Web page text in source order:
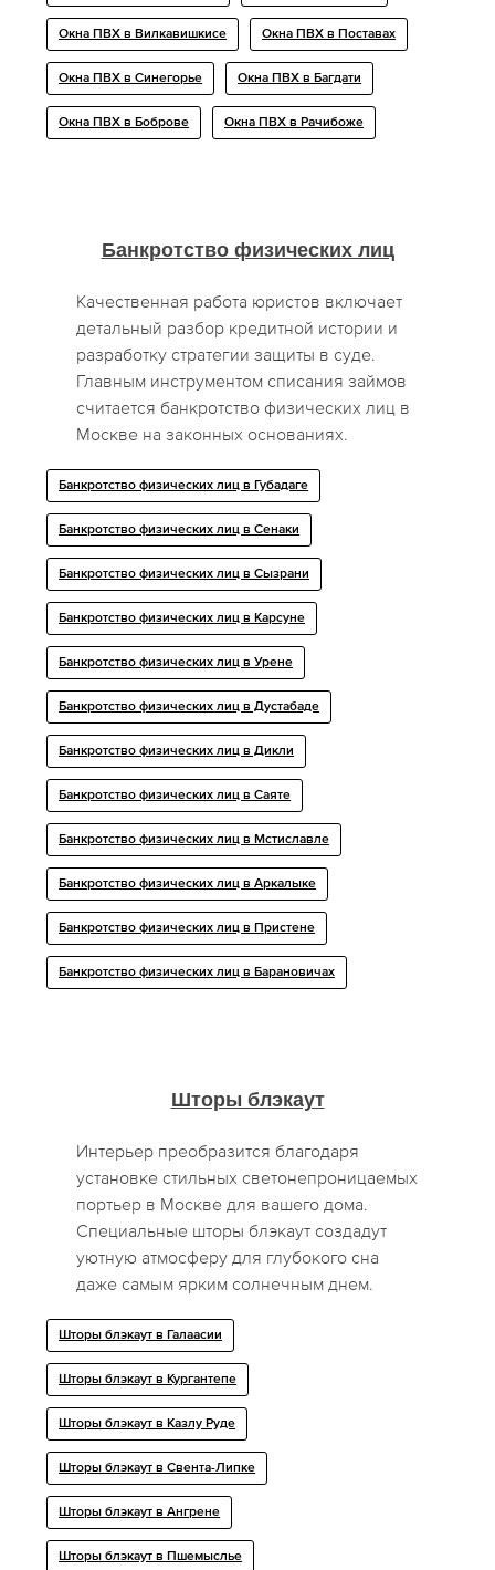
Окна ПВХ в Вилкавишкисе Окна ПВХ в Поставах
Окна ПВХ в Синегорье Окна ПВХ в Багдати
Окна ПВХ в Боброве Окна ПВХ в Рачибоже
Банкротство физических лиц
Качественная работа юристов включает
детальный разбор кредитной истории и
разработку стратегии защиты в суде.
Главным инструментом списания займов
считается банкротство физических лиц в
Москве на законных основаниях.
Банкротство физических лиц в Губадаге
Банкротство физических лиц в Сенаки
Банкротство физических лиц в Сызрани
Банкротство физических лиц в Карсуне
Банкротство физических лиц в Урене
Банкротство физических лиц в Дустабаде
Банкротство физических лиц в Дикли
Банкротство физических лиц в Саяте
Банкротство физических лиц в Мстиславле
Банкротство физических лиц в Аркалыке
Банкротство физических лиц в Пристене
Банкротство физических лиц в Барановичах
Шторы блэкаут
Интерьер преобразится благодаря
установке стильных светонепроницаемых
портьер в Москве для вашего дома.
Специальные шторы блэкаут создадут
уютную атмосферу для глубокого сна
даже самым ярким солнечным днем.
Шторы блэкаут в Галаасии
Шторы блэкаут в Кургантепе
Шторы блэкаут в Казлу Руде
Шторы блэкаут в Свента-Липке
Шторы блэкаут в Ангрене
Шторы блэкаут в Пшемыслье